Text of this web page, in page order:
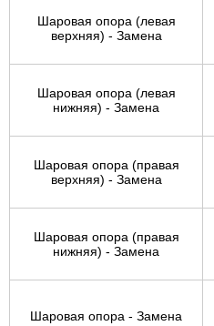
Шаровая опора (левая
верхняя) - Замена
Шаровая опора (левая
нижняя) - Замена
Шаровая опора (правая
верхняя) - Замена
Шаровая опора (правая
нижняя) - Замена
Шаровая опора - Замена